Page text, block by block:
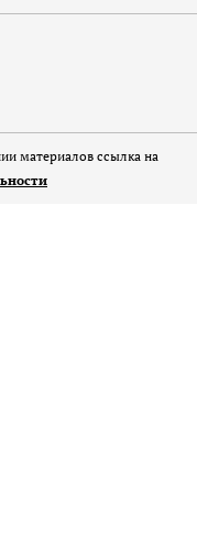
материалов ссылка на